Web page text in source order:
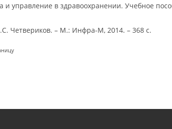
управление в здравоохранении. Учебное
Четвериков. – М.: Инфра-М, 2014. – 368 с.